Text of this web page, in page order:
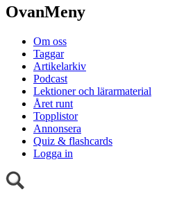
OvanMeny
Om oss
Taggar
Artikelarkiv
Podcast
Lektioner och lärarmaterial
Året runt
Topplistor
Annonsera
Quiz & flashcards
Logga in